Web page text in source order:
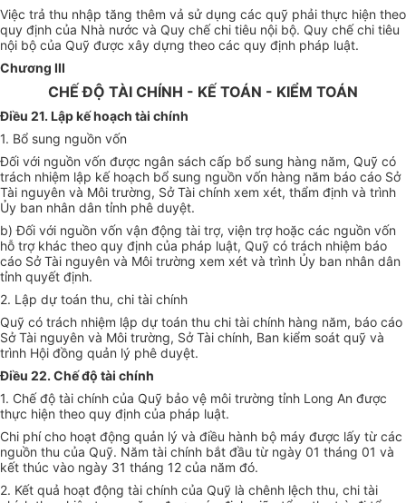
Việc trả thu nhập tăng thêm vả sử dụng các quỹ phải thực hiện theo
quy định của Nhà nước và Quy chế chi tiêu nội bộ. Quy chế chi tiêu
nội bộ của Quỹ được xây dựng theo các quy định pháp luật.
Chương III
CHẾ ĐỘ TÀI CHÍNH - KẾ TOÁN - KIỂM TOÁN
Điều 21. Lập kế hoạch tài chính
1. Bổ sung nguồn vốn
Đối với nguồn vốn được ngân sách cấp bổ sung hàng năm, Quỹ có
trách nhiệm lập kế hoạch bổ sung nguồn vốn hàng năm báo cáo Sở
Tài nguyên và Môi trường, Sở Tài chính xem xét, thẩm định và trình
Ủy ban nhân dân tỉnh phê duyệt.
b) Đối với nguồn vốn vận động tài trợ, viện trợ hoặc các nguồn vốn
hỗ trợ khác theo quy định của pháp luật, Quỹ có trách nhiệm báo
cáo Sở Tài nguyên và Môi trường xem xét và trình Ủy ban nhân dân
tỉnh quyết định.
2. Lập dự toán thu, chi tài chính
Quỹ có trách nhiệm lập dự toán thu chi tài chính hàng năm, báo cáo
Sở Tài nguyên và Môi trường, Sở Tài chính, Ban kiểm soát quỹ và
trình Hội đồng quản lý phê duyệt.
Điều 22. Chế độ tài chính
1. Chế độ tài chính của Quỹ bảo vệ môi trường tỉnh Long An được
thực hiện theo quy định của pháp luật.
Chi phí cho hoạt động quản lý và điều hành bộ máy được lấy từ các
nguồn thu của Quỹ. Năm tài chính bắt đầu từ ngày 01 tháng 01 và
kết thúc vào ngày 31 tháng 12 của năm đó.
2. Kết quả hoạt động tài chính của Quỹ là chênh lệch thu, chi tài